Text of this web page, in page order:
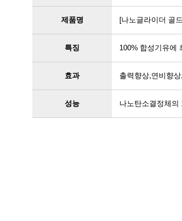
제품명 [나노글라이더 골
특징 100% 합성기유에
효과 출력향상,연비향
성능 나노탄소결정체의